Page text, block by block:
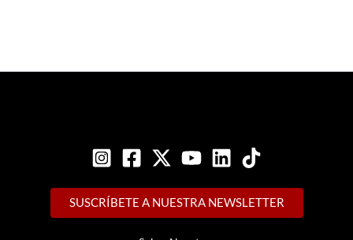
SUSCRÍBETE A NUESTRA NEWSLETTER